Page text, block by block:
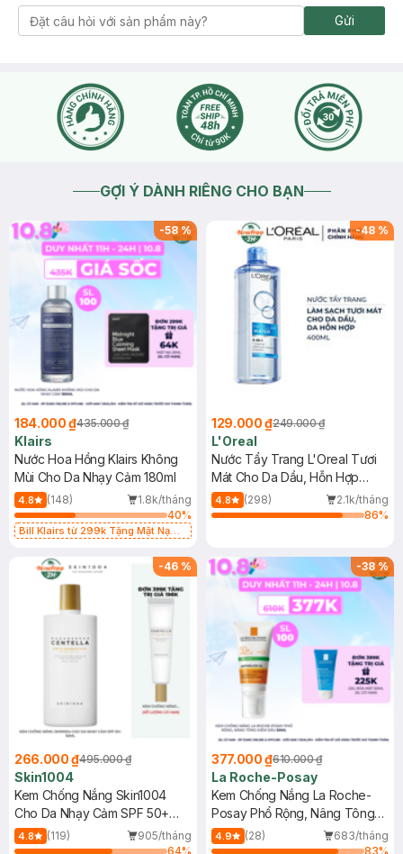
Gửi
GỢI Ý DÀNH RIÊNG CHO BẠN
-58%
184.000 ₫435.000 ₫
Klairs
Nước Hoa Hồng Klairs Không
Mùi Cho Da Nhạy Cảm 180ml
4.8 (148)
1.8k/tháng
40%
Bill Klairs từ 299k Tặng Mặt Nạ
25ml (SL Có Hạn)
-48 %
129.000 ₫249.000 ₫
L'Oreal
Nước Tẩy Trang L'Oreal Tươi
Mát Cho Da Dầu, Hỗn Hợp
400ml
4.8 (298)
2.1k/tháng
86%
-46 %
266.000 ₫495.000 ₫
Skin1004
Kem Chống Nắng Skin1004
Cho Da Nhạy Cảm SPF 50+
50ml
4.8 (119)
905/tháng
64%
-38%
377.000 ₫610.000 ₫
La Roche-Posay
Kem Chống Nắng La Roche-
Posay Phổ Rộng, Nâng Tông
Kiềm Dầu 50ml
4.9 (28)
683/tháng
83%